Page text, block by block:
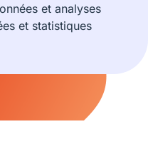
et analyses
et statistiques